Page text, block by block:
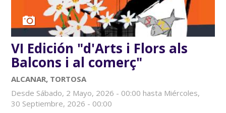
VI Edición "d'Arts i Flors als
Balcons i al comerç"
ALCANAR, TORTOSA
Desde Sábado, 2 Mayo, 2026 - 00:00 hasta Miércoles,
30 Septiembre, 2026 - 00:00